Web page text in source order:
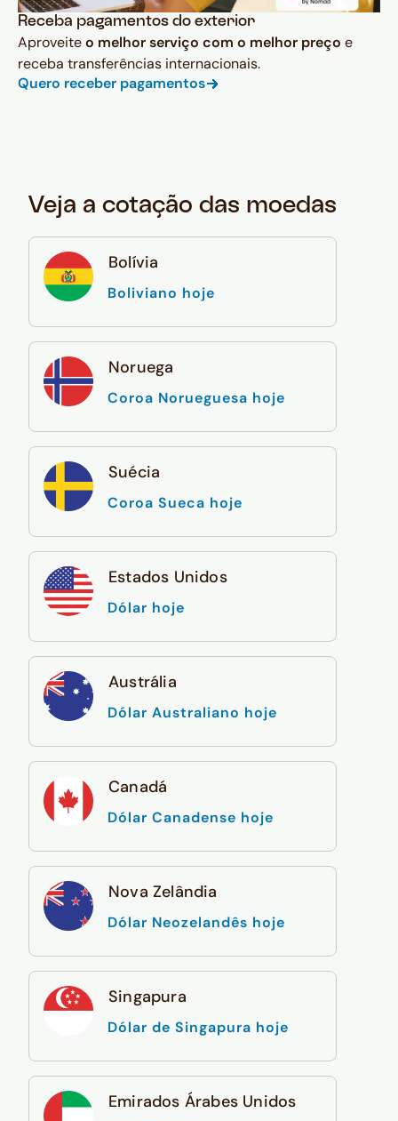
Receba pagamentos do exterior
Aproveiteo melhor serviço com o melhor preço e
receba transferências internacionais.
Quero receber pagamentos
Veja a cotação das moedas
Bolívia
Boliviano hoje
Noruega
Coroa Norueguesa hoje
Suécia
Coroa Sueca hoje
Estados Unidos
Dólar hoje
Austrália
Dólar Australiano hoje
Canadá
Dólar Canadense hoje
Nova Zelândia
Dólar Neozelandês hoje
Singapura
Dólar de Singapura hoje
Emirados Árabes Unidos